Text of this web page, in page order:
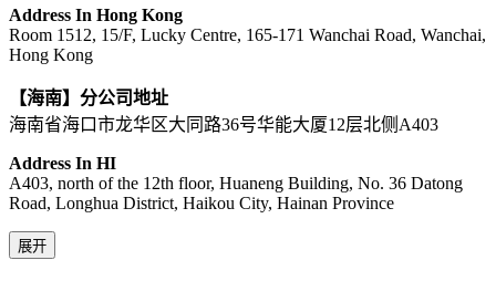
Address In Hong Kong
Room 1512, 15/F, Lucky Centre, 165-171 Wanchai Road, Wanchai,
Hong Kong
【海南】分公司地址
海南省海口市龙华区大同路36号华能大厦12层北侧A403
Address In HI
A403, north of the 12th floor, Huaneng Building, No. 36 Datong
Road, Longhua District, Haikou City, Hainan Province
展开